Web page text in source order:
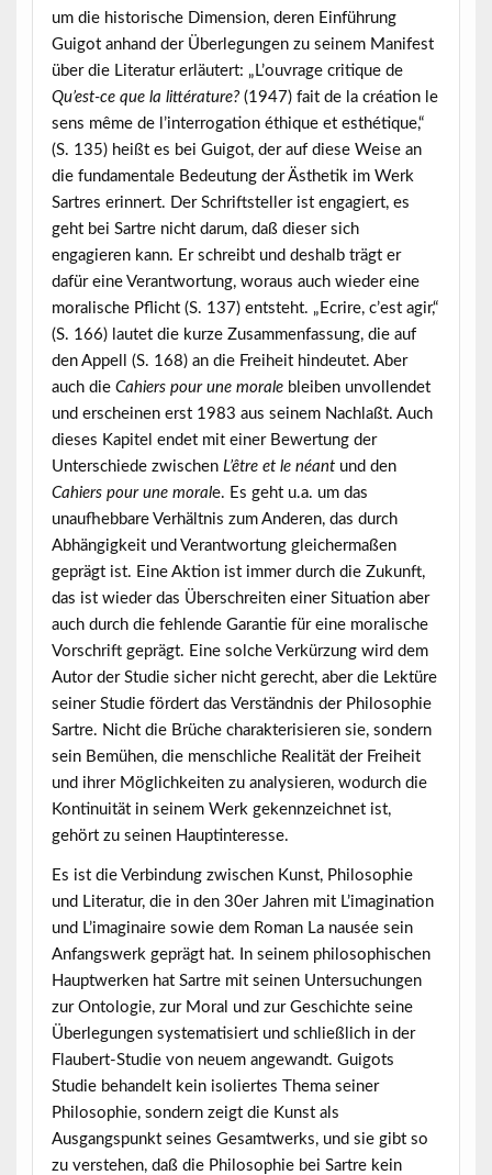
um die historische Dimension, deren Einführung
Guigot anhand der Überlegungen zu seinem Manifest
über die Literatur erläutert: „L’ouvrage critique de
Qu’est-ce que la littérature?(1947) fait de la création le
sens même de l’interrogation éthique et esthétique,“
(S. 135) heißt es bei Guigot, der auf diese Weise an
die fundamentale Bedeutung der Ästhetik im Werk
Sartres erinnert. Der Schriftsteller ist engagiert, es
geht bei Sartre nicht darum, daß dieser sich
engagieren kann. Er schreibt und deshalb trägt er
dafür eine Verantwortung, woraus auch wieder eine
moralische Pflicht (S. 137) entsteht. „Ecrire, c’est agir,“
(S. 166) lautet die kurze Zusammenfassung, die auf
den Appell (S. 168) an die Freiheit hindeutet. Aber
auch die Cahiers pour une moralebleiben unvollendet
und erscheinen erst 1983 aus seinem Nachlaßt. Auch
dieses Kapitel endet mit einer Bewertung der
Unterschiede zwischen L’être et le néantund den
Cahiers pour une morale. Es geht u.a. um das
unaufhebbare Verhältnis zum Anderen, das durch
Abhängigkeit und Verantwortung gleichermaßen
geprägt ist. Eine Aktion ist immer durch die Zukunft,
das ist wieder das Überschreiten einer Situation aber
auch durch die fehlende Garantie für eine moralische
Vorschrift geprägt. Eine solche Verkürzung wird dem
Autor der Studie sicher nicht gerecht, aber die Lektüre
seiner Studie fördert das Verständnis der Philosophie
Sartre. Nicht die Brüche charakterisieren sie, sondern
sein Bemühen, die menschliche Realität der Freiheit
und ihrer Möglichkeiten zu analysieren, wodurch die
Kontinuität in seinem Werk gekennzeichnet ist,
gehört zu seinen Hauptinteresse.
Es ist die Verbindung zwischen Kunst, Philosophie
und Literatur, die in den 30er Jahren mit L’imagination
und L’imaginaire sowie dem Roman La nausée sein
Anfangswerk geprägt hat. In seinem philosophischen
Hauptwerken hat Sartre mit seinen Untersuchungen
zur Ontologie, zur Moral und zur Geschichte seine
Überlegungen systematisiert und schließlich in der
Flaubert-Studie von neuem angewandt. Guigots
Studie behandelt kein isoliertes Thema seiner
Philosophie, sondern zeigt die Kunst als
Ausgangspunkt seines Gesamtwerks, und sie gibt so
zu verstehen, daß die Philosophie bei Sartre kein